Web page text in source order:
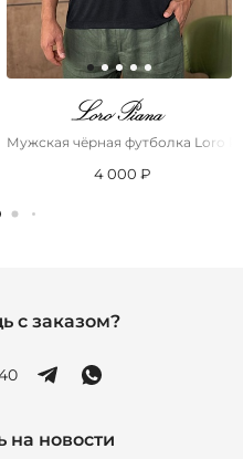
logo-embroidered
Мужская чёрная футболка Loro
4 000 ₽
с заказом?
на новости